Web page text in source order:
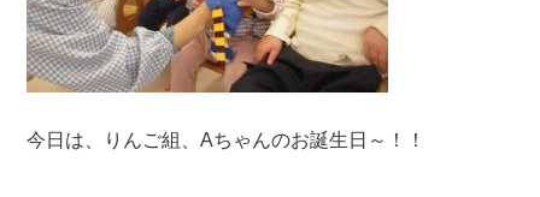
今日は、りんご組、Aちゃんのお誕生日～！！